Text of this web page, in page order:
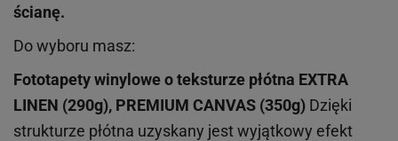
ścianę.
Do wyboru masz:
Fototapety winylowe oteksturze płótna EXTRA
LINEN (290g), PREMIUM CANVAS (350g) Dzięki
strukturze płótna uzyskany jest wyjątkowy efekt